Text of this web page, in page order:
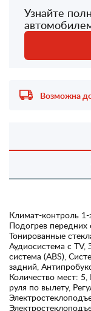
Узнайте
Возможна
Климат-контроль 1-
Подогрев передних
Тонированные
Аудиосистема с TV,
система (ABS),
задний,
Количество мест: 5,
руля по вылету,